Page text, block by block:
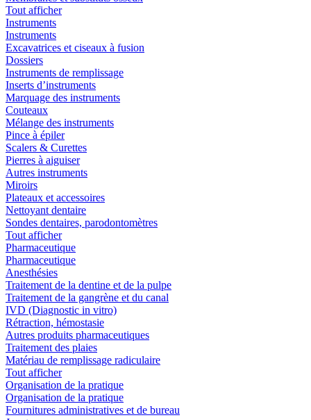
Tout afficher
Instruments
Instruments
Excavatrices et ciseaux à fusion
Dossiers
Instruments de remplissage
Inserts d’instruments
Marquage des instruments
Couteaux
Mélange des instruments
Pince à épiler
Scalers & Curettes
Pierres à aiguiser
Autres instruments
Miroirs
Plateaux et accessoires
Nettoyant dentaire
Sondes dentaires, parodontomètres
Tout afficher
Pharmaceutique
Pharmaceutique
Anesthésies
Traitement de la dentine et de la pulpe
Traitement de la gangrène et du canal
IVD (Diagnostic in vitro)
Rétraction, hémostasie
Autres produits pharmaceutiques
Traitement des plaies
Matériau de remplissage radiculaire
Tout afficher
Organisation de la pratique
Organisation de la pratique
Fournitures administratives et de bureau